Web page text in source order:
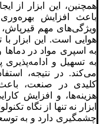
همچنین، این ابزار از
باعث افزایش
ویژگی‌های مهم
هوایی است. این ابزار با
به اسپری مواد در
به تسهیل و
می‌کند. در نتیجه،
کلیدی در صنعت،
هزینه‌ها، و افزایش
ابزار نه تنها از نگاه
چشمگیری دارد و به